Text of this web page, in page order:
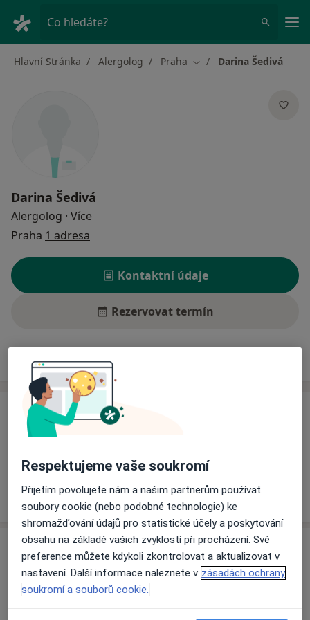
Co hledáte?
Hlavní Stránka Alergolog Praha Změna města
Darina Šedivá
Darina Šedivá
Alergolog · Více
Praha 1 adresa
Kontaktní údaje
Rezervovat termín
Ceník Adresy
Ceník
Informace o službách a cenách nejsou k dispozici
Tento specialista ještě nepřidával žádné informace o
svých službách.
Adresa
Institut klinické a experimentální
medicíny (IKEM)
Respektujeme vaše soukromí
Přijetím povolujete nám a našim partnerům používat
soubory cookie (nebo podobné technologie) ke
shromažďování údajů pro statistické účely a poskytování
obsahu na základě vašich zvyklostí při procházení. Své
preference můžete kdykoli zkontrolovat a aktualizovat v
nastavení. Další informace naleznete v zásadách ochrany
soukromí a souborů cookie.